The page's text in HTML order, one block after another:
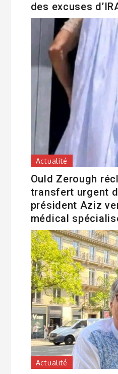
des excuses
Actualité
Ould Zerough
transfert urgent
président Aziz
médical
Actualité